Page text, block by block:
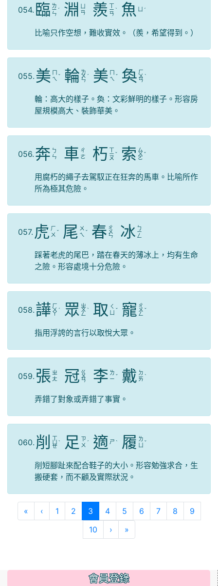
054. 臨 ㄌ
ㄧ
ㄣ
ˊ 淵
ㄢ
羨 ㄒ
ㄧ
ㄢ
ˋ 魚 ˊ
比喻只作空想，難收實效。（羨，希望得到。）
055. 美 ㄇ
ㄟ ˇ 輪 ㄌ
ㄨ
ㄣ
ˊ 美 ㄇ
ㄟ ˇ 奐 ㄏ
ㄨ
ㄢ
ˋ
輪：高大的樣子。奐：文彩鮮明的樣子。形容房
屋規模高大、裝飾華美。
056. 奔 ㄅ
ㄣ
車 ㄔ
ㄜ
朽 ㄒ
ㄧ
ㄡ
ˇ 索 ㄙ
ㄨ
ㄛ
ˇ
用腐朽的繩子去駕馭正在狂奔的馬車。比喻所作
所為極其危險。
057. 虎 ㄏ
ㄨ ˇ 尾 ㄨ
ㄟ ˇ 春 ㄔ
ㄨ
ㄣ 冰 ㄅ
ㄧ
ㄥ
踩著老虎的尾巴，踏在春天的薄冰上，均有生命
之險。形容處境十分危險。
058. 譁 ㄏ
ㄨ
ㄚ
ˊ 眾 ㄓ
ㄨ
ㄥ
ˋ 取 ㄑ
ˇ 寵 ㄔ
ㄨ
ㄥ
ˇ
指用浮誇的言行以取悅大眾。
059. 張 ㄓ
ㄤ
冠 ㄍ
ㄨ
ㄢ 李 ㄌ
ㄧ ˇ 戴 ㄉ
ㄞ ˋ
弄錯了對象或弄錯了事實。
060. 削 ㄒ
ㄩ
ㄝ
ˋ 足 ㄗ
ㄨ ˊ 適 ㄕ ˋ 履 ㄌ
ˇ
削短腳趾來配合鞋子的大小。形容勉強求合，生
搬硬套，而不顧及實際狀況。
« 第一頁
‹上一頁
1 2 3(目前頁次)
4 5 6 7 8
9
10
›下一頁
»最後頁
會員登錄